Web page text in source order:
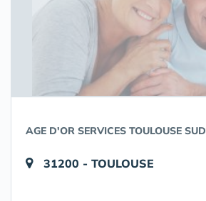
AGE D'OR SERVICES TOULOUSE SUD
31200 - TOULOUSE